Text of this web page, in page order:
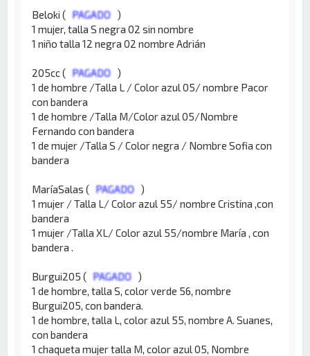
Beloki ( PAGADO )
1 mujer, talla S negra 02 sin nombre
1 niño talla 12 negra 02 nombre Adrián
205cc ( PAGADO )
1 de hombre /Talla L / Color azul 05/ nombre Pacor
con bandera
1 de hombre /Talla M/Color azul 05/Nombre
Fernando con bandera
1 de mujer /Talla S / Color negra / Nombre Sofia con
bandera
MaríaSalas ( PAGADO )
1 mujer / Talla L/ Color azul 55/ nombre Cristina ,con
bandera
1 mujer /Talla XL/ Color azul 55/nombre María , con
bandera .
Burgui205 ( PAGADO )
1 de hombre, talla S, color verde 56, nombre
Burgui205, con bandera.
1 de hombre, talla L, color azul 55, nombre A. Suanes,
con bandera
1 chaqueta mujer talla M, color azul 05, Nombre